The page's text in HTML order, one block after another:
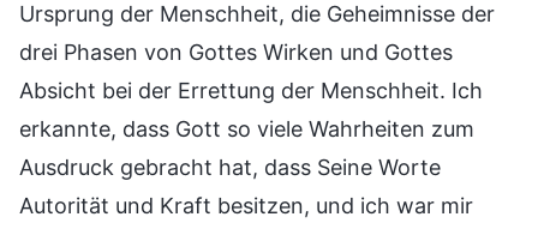
Ursprung der Menschheit, die Geheimnisse der
drei Phasen von Gottes Wirken und Gottes
Absicht bei der Errettung der Menschheit. Ich
erkannte, dass Gott so viele Wahrheiten zum
Ausdruck gebracht hat, dass Seine Worte
Autorität und Kraft besitzen, und ich war mir